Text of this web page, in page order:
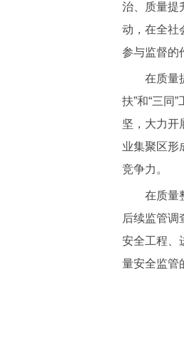
治、质量提
动，在全社
参与监督的
在质量提
扶”和“三同
坚，大力开
业集聚区形
竞争力。
在质量整
后续监管调
安全工程、
量安全监管